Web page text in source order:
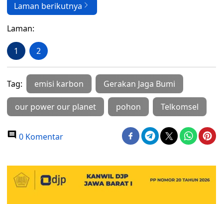
Laman berikutnya
Laman:
1 2
Tag: emisi karbon Gerakan Jaga Bumi
our power our planet pohon Telkomsel
0 Komentar